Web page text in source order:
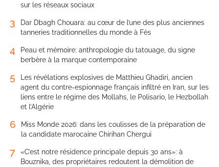
sur les réseaux sociaux
3
Dar Dbagh Chouara: au cœur de l’une des plus anciennes
tanneries traditionnelles du monde à Fès
4
Peau et mémoire: anthropologie du tatouage, du signe
berbère à la marque contemporaine
5
Les révélations explosives de Matthieu Ghadiri, ancien
agent du contre-espionnage français infiltré en Iran, sur les
liens entre le régime des Mollahs, le Polisario, le Hezbollah
et l’Algérie
6
Miss Monde 2026: dans les coulisses de la préparation de
la candidate marocaine Chirihan Chergui
7
«C’est notre résidence principale depuis 30 ans»: à
Bouznika, des propriétaires redoutent la démolition de